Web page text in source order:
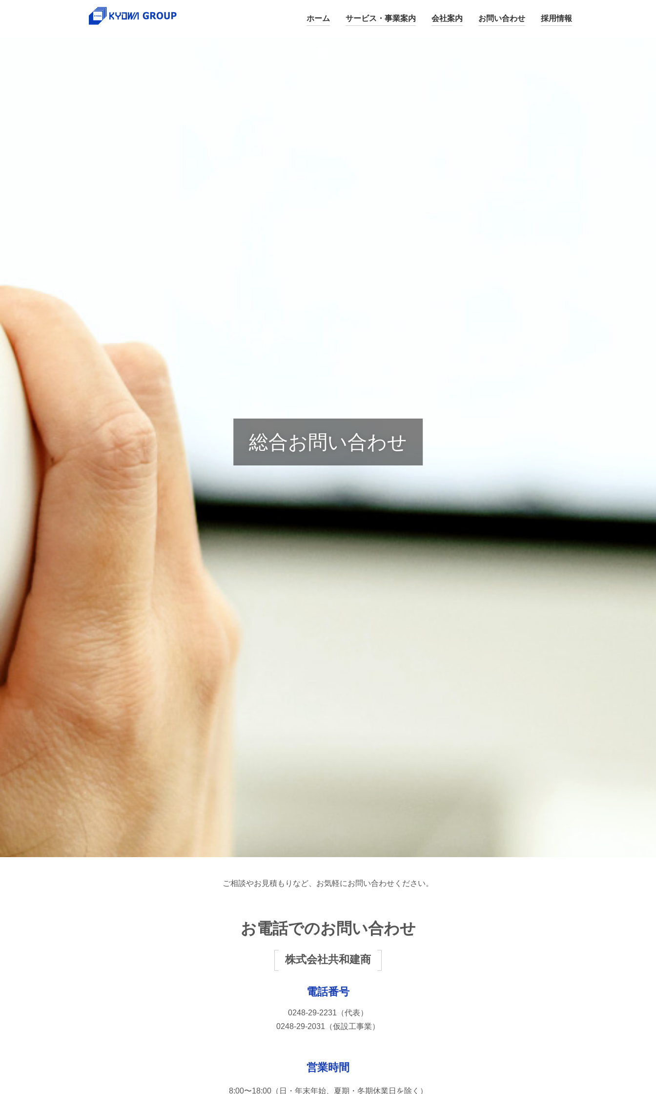
ホーム サービス・事業案内 会社案内 お問い合わせ 採用情報
総合お問い合わせ
ご相談やお見積もりなど、お気軽にお問い合わせください。
お電話でのお問い合わせ
株式会社共和建商
電話番号
0248-29-2231（代表）
0248-29-2031（仮設工事業）
営業時間
8:00〜18:00（日・年末年始、夏期・冬期休業日を除く）